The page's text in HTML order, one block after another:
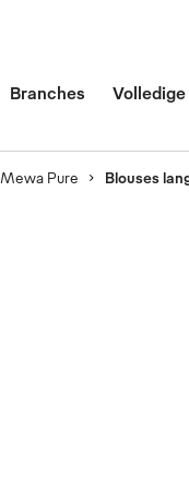
Branches
Mewa Pure Blouses